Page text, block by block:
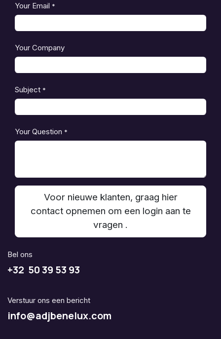
Your Email *
Your Company
Subject *
Your Question *
Voor nieuwe klanten, graag hier
contact opnemen om een login aan te
vragen .
Bel ons
+32 50 39 53 93
Verstuur ons een bericht
info@adjbenelux.com